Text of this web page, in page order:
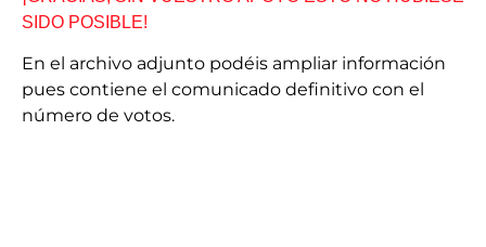
SIDO POSIBLE!
En el archivo adjunto podéis ampliar información
pues contiene el comunicado definitivo con el
número de votos.